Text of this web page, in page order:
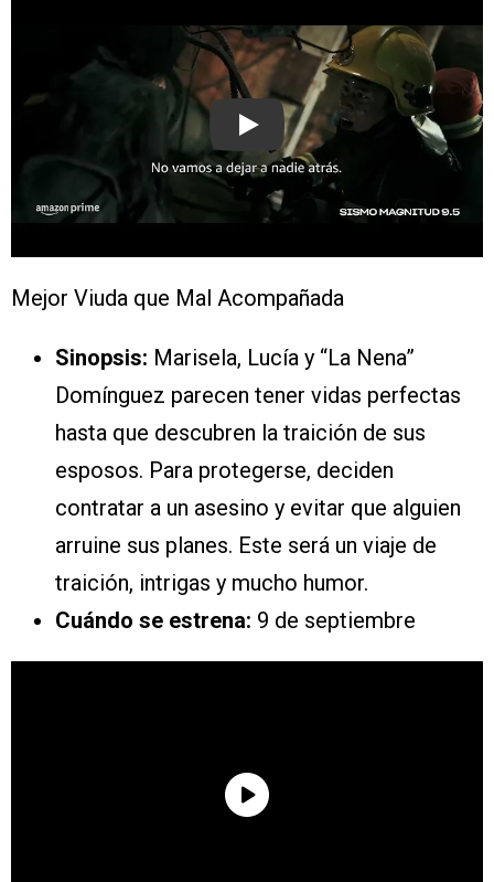
Play
Mejor Viuda que Mal Acompañada
Sinopsis: Marisela, Lucía y “La Nena”
Domínguez parecen tener vidas perfectas
hasta que descubren la traición de sus
esposos. Para protegerse, deciden
contratar a un asesino y evitar que alguien
arruine sus planes. Este será un viaje de
traición, intrigas y mucho humor.
Cuándo se estrena: 9 de septiembre